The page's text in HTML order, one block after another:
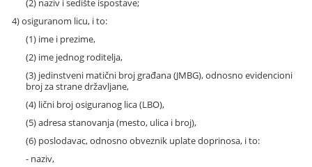
(2) naziv i sedište ispostave;
4) osiguranom licu, i to:
(1) ime i prezime,
(2) ime jednog roditelja,
(3) jedinstveni matični broj građana (JMBG), odnosno evidencioni
broj za strane državljane,
(4) lični broj osiguranog lica (LBO),
(5) adresa stanovanja (mesto, ulica i broj),
(6) poslodavac, odnosno obveznik uplate doprinosa, i to:
- naziv,